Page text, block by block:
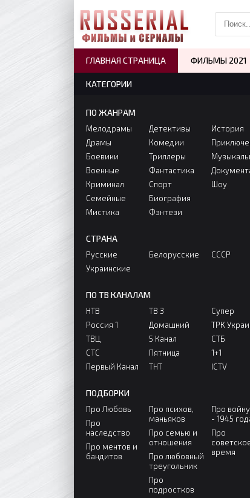
КАТЕГОРИИ
ПО ЖАНРАМ
Мелодрамы
Драмы
Боевики
Военные
Криминал
Семейные
Мистика
Детективы
Комедии
Триллеры
Фантастика
Спорт
Биография
Фэнтези
История
Шоу
СТРАНА
Русские
Украинские
Белорусские СССР
ПО ТВ КАНАЛАМ
НТВ
Россия 1
ТВЦ
СТС
Первый Канал
ТВ 3
Домашний
5 Канал
Пятница
ТНТ
Супер
ТРК
СТБ
1+1
ICTV
ПОДБОРКИ
Про Любовь
Про
наследство
Про ментов и
бандитов
Про психов,
маньяков
Про семью и
отношения
Про любовный
треугольник
Про
подростков
Про войну
- 1945
Про
время
ГЛАВНАЯ СТРАНИЦА ФИЛЬМЫ 2021